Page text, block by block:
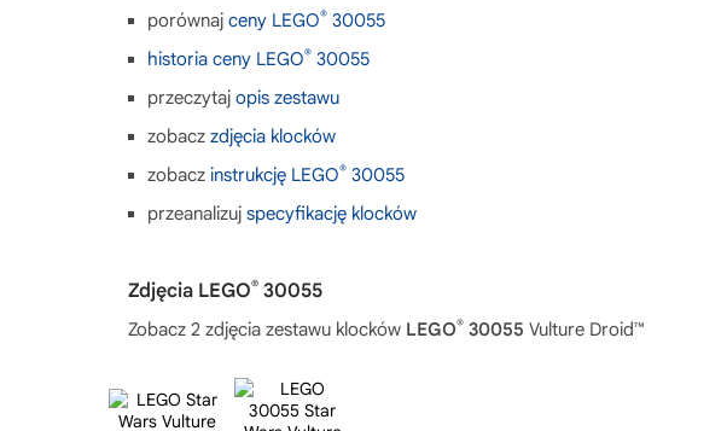
porównaj ceny LEGO® 30055
historia ceny LEGO® 30055
przeczytaj opis zestawu
zobacz zdjęcia klocków
zobacz instrukcję LEGO® 30055
przeanalizuj specyfikację klocków
Zdjęcia LEGO® 30055
Zobacz 2 zdjęcia zestawu klocków LEGO® 30055 Vulture Droid™